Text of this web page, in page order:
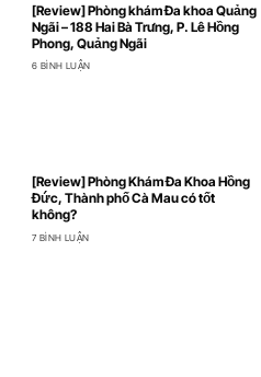
[Review] Phòng khám Đa khoa Quảng
Ngãi – 188 Hai Bà Trưng, P. Lê Hồng
Phong, Quảng Ngãi
6 BÌNH LUẬN
[Review] Phòng Khám Đa Khoa Hồng
Đức, Thành phố Cà Mau có tốt
không?
7 BÌNH LUẬN